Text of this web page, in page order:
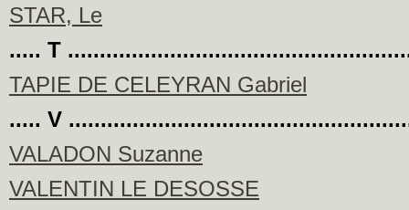
STAR, Le
..... T
TAPIE DE CELEYRAN Gabriel
..... V
VALADON Suzanne
VALENTIN LE DESOSSE